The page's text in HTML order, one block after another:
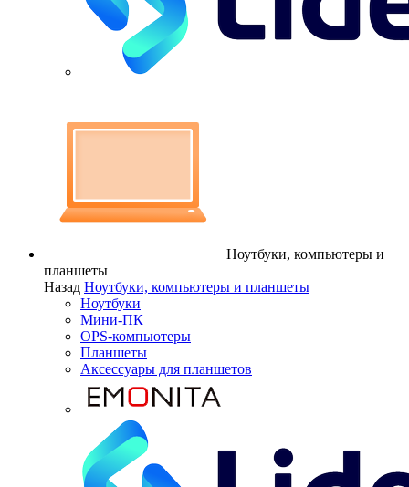
Ноутбуки, компьютеры и
планшеты
Назад Ноутбуки, компьютеры и планшеты
Ноутбуки
Мини-ПК
OPS-компьютеры
Планшеты
Аксессуары для планшетов